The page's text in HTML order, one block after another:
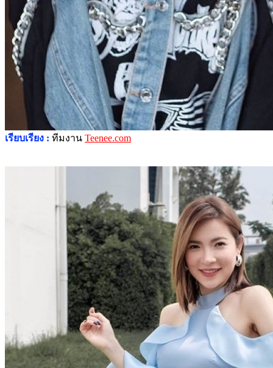
เรียบเรียง : ทีมงาน Teenee.com